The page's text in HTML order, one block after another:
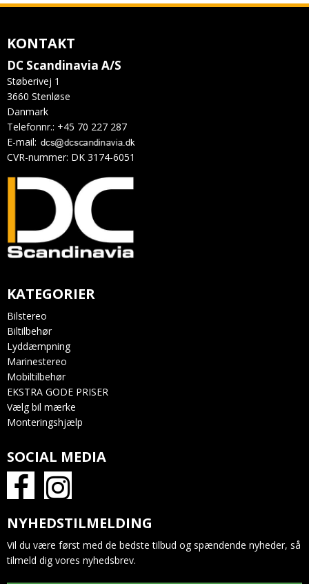
KONTAKT
DC Scandinavia A/S
Støberivej 1
3660 Stenløse
Danmark
Telefonnr.: +45 70 227 287
E-mail:
CVR-nummer: DK 3174-6051
KATEGORIER
Bilstereo
Biltilbehør
Lyddæmpning
Marinestereo
Mobiltilbehør
EKSTRA GODE PRISER
Vælg bil mærke
Monteringshjælp
SOCIAL MEDIA
NYHEDSTILMELDING
Vil du være først med de bedste tilbud og spændende nyheder, så
tilmeld dig vores nyhedsbrev.